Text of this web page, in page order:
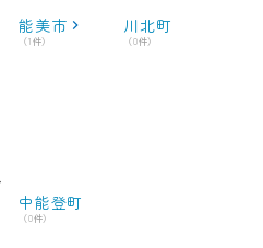
能美市
（1件）
川北町
（0件）
中能登町
（0件）